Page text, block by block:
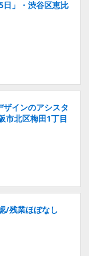
」・渋谷区恵比
ザインのアシスタ
市北区梅田1丁目
/残業ほぼなし